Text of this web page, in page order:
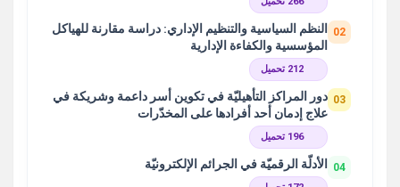
02
النظم السياسية والتنظيم الإداري: دراسة مقارنة للهياكل
المؤسسية والكفاءة الإدارية
212 تحميل
03 دور المراكز التأهيليّة في تكوين أسر داعمة وشريكة في
علاج إدمان أحد أفرادها على المخدّرات
196 تحميل
04 الأدلّة الرقميّة في الجرائم الإلكترونيّة